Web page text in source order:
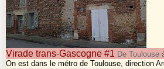
Virade trans-Gascogne #1 De Toulouse
On est dans le métro de Toulouse, direction